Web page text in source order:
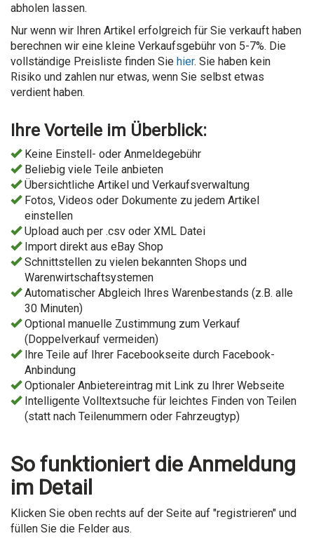
abholen lassen.
Nur wenn wir Ihren Artikel erfolgreich für Sie verkauft haben
berechnen wir eine kleine Verkaufsgebühr von 5-7%. Die
vollständige Preisliste finden Sie hier. Sie haben kein
Risiko und zahlen nur etwas, wenn Sie selbst etwas
verdient haben.
Ihre Vorteile im Überblick:
Keine Einstell- oder Anmeldegebühr
Beliebig viele Teile anbieten
Übersichtliche Artikel und Verkaufsverwaltung
Fotos, Videos oder Dokumente zu jedem Artikel
einstellen
Upload auch per .csv oder XML Datei
Import direkt aus eBay Shop
Schnittstellen zu vielen bekannten Shops und
Warenwirtschaftsystemen
Automatischer Abgleich Ihres Warenbestands (z.B. alle
30 Minuten)
Optional manuelle Zustimmung zum Verkauf
(Doppelverkauf vermeiden)
Ihre Teile auf Ihrer Facebookseite durch Facebook-
Anbindung
Optionaler Anbietereintrag mit Link zu Ihrer Webseite
Intelligente Volltextsuche für leichtes Finden von Teilen
(statt nach Teilenummern oder Fahrzeugtyp)
So funktioniert die Anmeldung
im Detail
Klicken Sie oben rechts auf der Seite auf "registrieren" und
füllen Sie die Felder aus.